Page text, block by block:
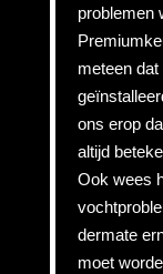
problemen
meteen
ons erop
altijd
Ook wees
dermate
moet